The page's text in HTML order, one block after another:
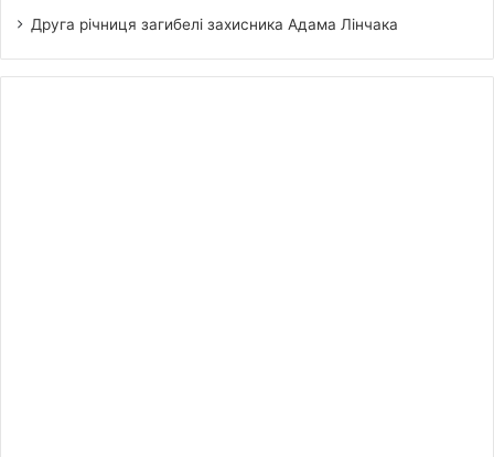
Друга річниця загибелі захисника Адама Лінчака